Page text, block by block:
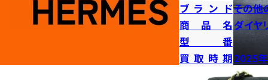
ブランドその他
商品名 ダイヤ
型番
買取時期2025